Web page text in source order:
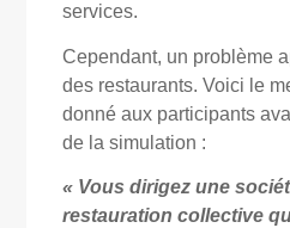
services.
Cependant, un problème
des restaurants. Voici le
donné aux participants
de la simulation :
« Vous dirigez une
restauration collective